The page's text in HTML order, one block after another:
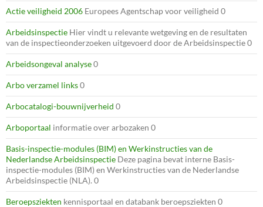
Actie veiligheid 2006 Europees Agentschap voor veiligheid 0
Arbeidsinspectie Hier vindt u relevante wetgeving en de resultaten
van de inspectieonderzoeken uitgevoerd door de Arbeidsinspectie 0
Arbeidsongeval analyse0
Arbo verzamel links0
Arbocatalogi-bouwnijverheid 0
Arboportaal informatie over arbozaken 0
Basis-inspectie-modules (BIM) en Werkinstructies van de
Nederlandse Arbeidsinspectie Deze pagina bevat interne Basis-
inspectie-modules (BIM) en Werkinstructies van de Nederlandse
Arbeidsinspectie (NLA). 0
Beroepsziekten kennisportaal en databank beroepsziekten 0